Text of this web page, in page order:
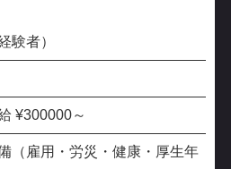
験者）
¥300000～
（雇用・労災・健康・厚生年